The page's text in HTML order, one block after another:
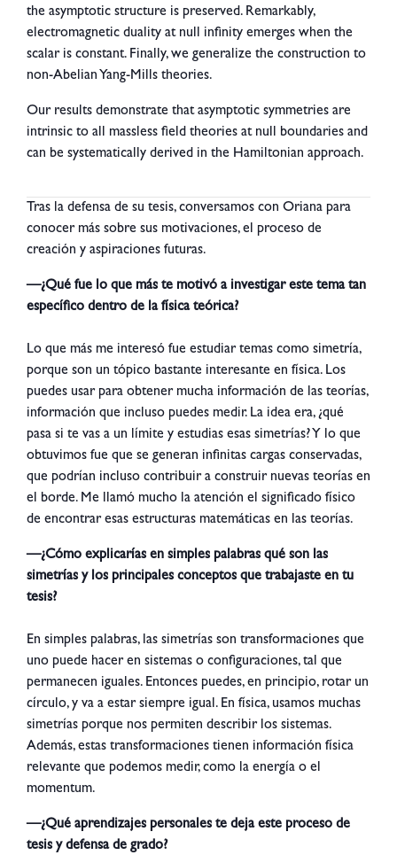
the asymptotic structure is preserved. Remarkably,
electromagnetic duality at null infinity emerges when the
scalar is constant. Finally, we generalize the construction to
non-Abelian Yang-Mills theories.
Our results demonstrate that asymptotic symmetries are
intrinsic to all massless field theories at null boundaries and
can be systematically derived in the Hamiltonian approach.
Tras la defensa de su tesis, conversamos con Oriana para
conocer más sobre sus motivaciones, el proceso de
creación y aspiraciones futuras.
—¿Qué fue lo que más te motivó a investigar este tema tan
específico dentro de la física teórica?
Lo que más me interesó fue estudiar temas como simetría,
porque son un tópico bastante interesante en física. Los
puedes usar para obtener mucha información de las teorías,
información que incluso puedes medir. La idea era, ¿qué
pasa si te vas a un límite y estudias esas simetrías? Y lo que
obtuvimos fue que se generan infinitas cargas conservadas,
que podrían incluso contribuir a construir nuevas teorías en
el borde. Me llamó mucho la atención el significado físico
de encontrar esas estructuras matemáticas en las teorías.
—¿Cómo explicarías en simples palabras qué son las
simetrías y los principales conceptos que trabajaste en tu
tesis?
En simples palabras, las simetrías son transformaciones que
uno puede hacer en sistemas o configuraciones, tal que
permanecen iguales. Entonces puedes, en principio, rotar un
círculo, y va a estar siempre igual. En física, usamos muchas
simetrías porque nos permiten describir los sistemas.
Además, estas transformaciones tienen información física
relevante que podemos medir, como la energía o el
momentum.
—¿Qué aprendizajes personales te deja este proceso de
tesis y defensa de grado?